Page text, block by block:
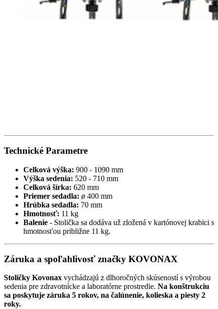
Technické Parametre
Celková výška: 900 - 1090 mm
Výška sedenia: 520 - 710 mm
Celková šírka: 620 mm
Priemer sedadla: ø 400 mm
Hrúbka sedadla: 70 mm
Hmotnosť: 11 kg
Balenie - Stolička sa dodáva už zložená v kartónovej krabici s
hmotnosťou približne 11 kg.
Záruka a spoľahlivosť značky KOVONAX
Stoličky Kovonax vychádzajú z dlhoročných skúseností s výrobou
sedenia pre zdravotnícke a laboratórne prostredie. Na konštrukciu
sa poskytuje záruka 5 rokov, na čalúnenie, kolieska a piesty 2
roky.